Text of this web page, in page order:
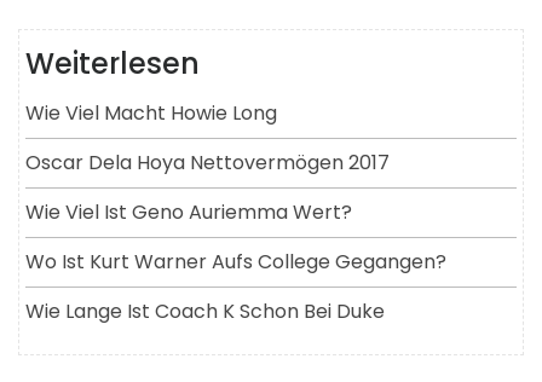
Weiterlesen
Wie Viel Macht Howie Long
Oscar Dela Hoya Nettovermögen 2017
Wie Viel Ist Geno Auriemma Wert?
Wo Ist Kurt Warner Aufs College Gegangen?
Wie Lange Ist Coach K Schon Bei Duke